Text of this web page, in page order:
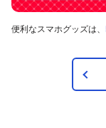
便利なスマホグッズは、